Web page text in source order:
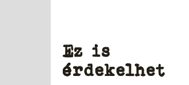
Ez is
érdekelhet